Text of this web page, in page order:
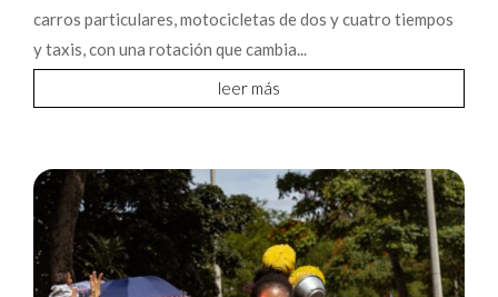
carros particulares, motocicletas de dos y cuatro tiempos
y taxis, con una rotación que cambia...
leer más